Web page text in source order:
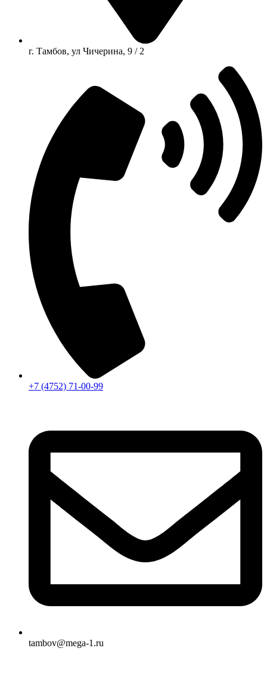
г. Тамбов, ул Чичерина, 9 / 2
+7 (4752) 71-00-99
tambov@mega-1.ru